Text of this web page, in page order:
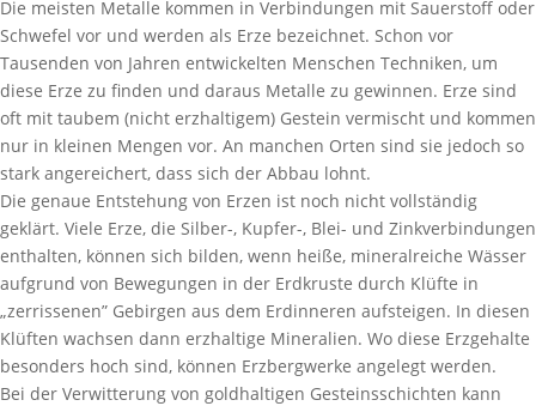
Die meisten Metalle kommen in Verbindungen mit Sauerstoff oder
Schwefel vor und werden als Erze bezeichnet. Schon vor
Tausenden von Jahren entwickelten Menschen Techniken, um
diese Erze zu finden und daraus Metalle zu gewinnen. Erze sind
oft mit taubem (nicht erzhaltigem) Gestein vermischt und kommen
nur in kleinen Mengen vor. An manchen Orten sind sie jedoch so
stark angereichert, dass sich der Abbau lohnt.
Die genaue Entstehung von Erzen ist noch nicht vollständig
geklärt. Viele Erze, die Silber-, Kupfer-, Blei- und Zinkverbindungen
enthalten, können sich bilden, wenn heiße, mineralreiche Wässer
aufgrund von Bewegungen in der Erdkruste durch Klüfte in
„zerrissenen” Gebirgen aus dem Erdinneren aufsteigen. In diesen
Klüften wachsen dann erzhaltige Mineralien. Wo diese Erzgehalte
besonders hoch sind, können Erzbergwerke angelegt werden.
Bei der Verwitterung von goldhaltigen Gesteinsschichten kann